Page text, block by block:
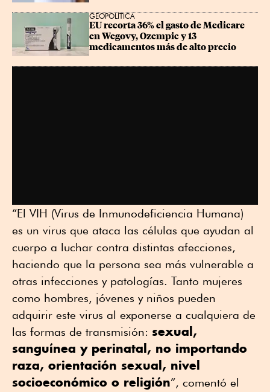
GEOPOLÍTICA
EU recorta 36% el gasto de Medicare
en Wegovy, Ozempic y 13
medicamentos más de alto precio
“El VIH (Virus de Inmunodeficiencia Humana)
es un virus que ataca las células que ayudan al
cuerpo a luchar contra distintas afecciones,
haciendo que la persona sea más vulnerable a
otras infecciones y patologías. Tanto mujeres
como hombres, jóvenes y niños pueden
adquirir este virus al exponerse a cualquiera de
las formas de transmisión: sexual,
sanguínea y perinatal, no importando
raza, orientación sexual, nivel
socioeconómico o religión”, comentó el